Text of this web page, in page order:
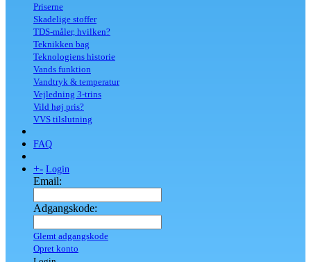
Priserne
Skadelige stoffer
TDS-måler, hvilken?
Teknikken bag
Teknologiens historie
Vands funktion
Vandtryk & temperatur
Vejledning 3-trins
Vild høj pris?
VVS tilslutning
FAQ
+- Login
Email:
Adgangskode:
Glemt adgangskode
Opret konto